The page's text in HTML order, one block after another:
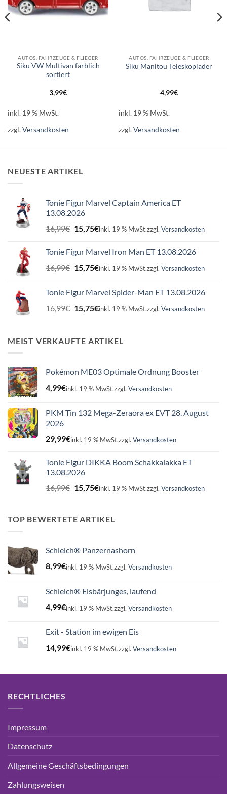
AUTOS, FAHRZEUGE & FLIEGER
Siku VW Multivan farblich
sortiert
3,99€
inkl. 19 % MwSt.
zzgl.Versandkosten
AUTOS, FAHRZEUGE & FLIEGER
Siku Manitou Teleskoplader
4,99€
inkl. 19 % MwSt.
zzgl.Versandkosten
NEUESTE ARTIKEL
Tonie Figur Marvel Captain America ET
13.08.2026
16,99€ Ursprünglicher
Preis
16,99€
15,75€Aktueller
15,75€.
inkl. 19 % MwSt.zzgl. Versandkosten
Tonie Figur Marvel Iron Man ET 13.08.2026
16,99€ Ursprünglicher
Preis
16,99€
15,75€Aktueller
15,75€.
inkl. 19 % MwSt.zzgl. Versandkosten
Tonie Figur Marvel Spider-Man ET 13.08.2026
16,99€ Ursprünglicher
Preis
16,99€
15,75€Aktueller
15,75€.
inkl. 19 % MwSt.zzgl. Versandkosten
MEIST VERKAUFTE ARTIKEL
Pokémon ME03 Optimale Ordnung Booster
4,99€inkl. 19 % MwSt.zzgl. Versandkosten
PKM Tin 132 Mega-Zeraora ex EVT 28. August
2026
29,99€inkl. 19 % MwSt.zzgl. Versandkosten
Tonie Figur DIKKA Boom Schakkalakka ET
13.08.2026
16,99€ Ursprünglicher
Preis
16,99€
15,75€Aktueller
15,75€.
inkl. 19 % MwSt.zzgl. Versandkosten
TOP BEWERTETE ARTIKEL
Schleich® Panzernashorn
8,99€inkl. 19 % MwSt.zzgl. Versandkosten
Schleich® Eisbärjunges, laufend
4,99€inkl. 19 % MwSt.zzgl. Versandkosten
Exit - Station im ewigen Eis
14,99€inkl. 19 % MwSt.zzgl. Versandkosten
RECHTLICHES
Impressum
Datenschutz
Allgemeine Geschäftsbedingungen
Zahlungsweisen